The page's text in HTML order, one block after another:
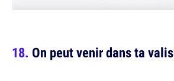
On peut venir dans ta